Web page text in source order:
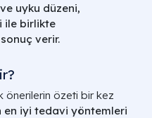
uyku düzeni,
ile birlikte
verir.
önerilerin özeti bir kez
en iyi tedavi yöntemleri